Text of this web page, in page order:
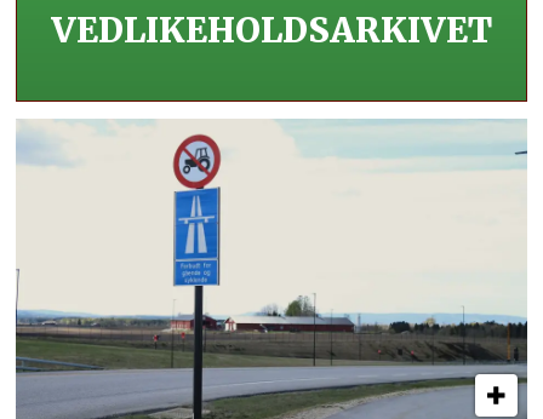
VEDLIKEHOLDS­ARKIVET